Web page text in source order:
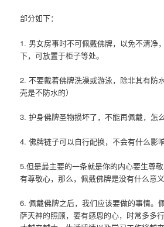
部分如下：
1. 男女房事时不可佩戴佛牌，以免不清净
下，可放置于柜子等处。
2. 不要戴着佛牌洗澡或游泳，除非其有防
壳是不防水的）
3. 护身佛牌圣物损坏了，不能再佩戴，怎
4. 佛牌链子可以自行配换，不会有什么影响
5.但是最主要的一条就是你的内心要生尊
有尊敬心，那么，佩戴佛牌是没有什么意义
6. 佩戴佛牌之后，我们应该要做的事情。
萨天神的照顾，要有感恩的心，时常多多